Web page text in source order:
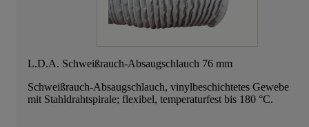
L.D.A. Schweißrauch-Absaugschlauch 76 mm
Schweißrauch-Absaugschlauch, vinylbeschichtetes Gewebe
mit Stahldrahtspirale; flexibel, temperaturfest bis 180 °C.